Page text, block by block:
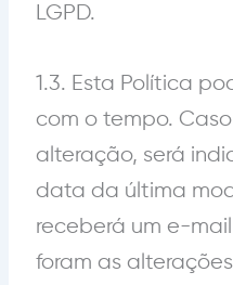
LGPD.
1.3. Esta Política
com o tempo.
alteração, será
data da última
receberá um e-
foram as